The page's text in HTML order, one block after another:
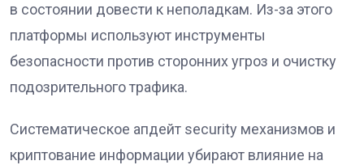
в состоянии довести к неполадкам. Из-за этого
платформы используют инструменты
безопасности против сторонних угроз и очистку
подозрительного трафика.
Систематическое апдейт security механизмов и
криптование информации убирают влияние на